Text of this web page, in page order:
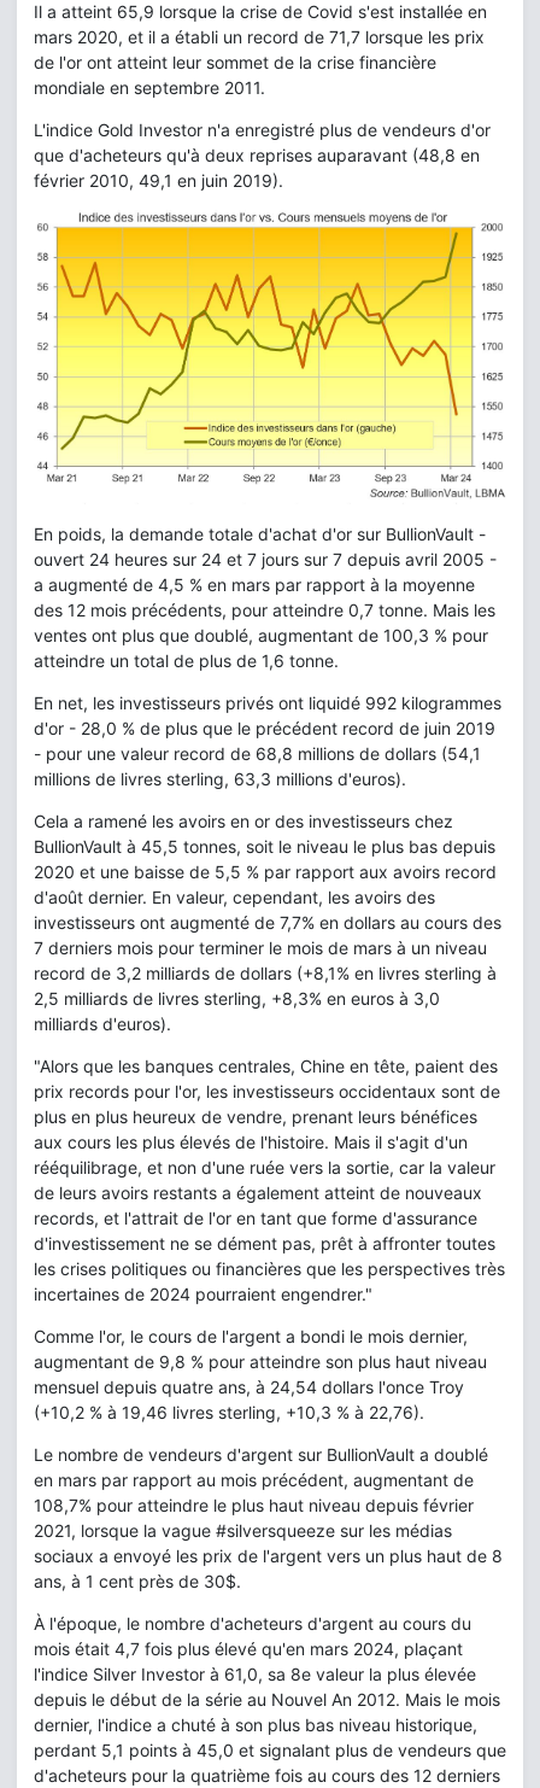
Il a atteint 65,9 lorsque la crise de Covid s'est installée en
mars 2020, et il a établi un record de 71,7 lorsque les prix
de l'or ont atteint leur sommet de la crise financière
mondiale en septembre 2011.
L'indice Gold Investor n'a enregistré plus de vendeurs d'or
que d'acheteurs qu'à deux reprises auparavant (48,8 en
février 2010, 49,1 en juin 2019).
En poids, la demande totale d'achat d'or sur BullionVault -
ouvert 24 heures sur 24 et 7 jours sur 7 depuis avril 2005 -
a augmenté de 4,5 % en mars par rapport à la moyenne
des 12 mois précédents, pour atteindre 0,7 tonne. Mais les
ventes ont plus que doublé, augmentant de 100,3 % pour
atteindre un total de plus de 1,6 tonne.
En net, les investisseurs privés ont liquidé 992 kilogrammes
d'or - 28,0 % de plus que le précédent record de juin 2019
- pour une valeur record de 68,8 millions de dollars (54,1
millions de livres sterling, 63,3 millions d'euros).
Cela a ramené les avoirs en or des investisseurs chez
BullionVault à 45,5 tonnes, soit le niveau le plus bas depuis
2020 et une baisse de 5,5 % par rapport aux avoirs record
d'août dernier. En valeur, cependant, les avoirs des
investisseurs ont augmenté de 7,7% en dollars au cours des
7 derniers mois pour terminer le mois de mars à un niveau
record de 3,2 milliards de dollars (+8,1% en livres sterling à
2,5 milliards de livres sterling, +8,3% en euros à 3,0
milliards d'euros).
"Alors que les banques centrales, Chine en tête, paient des
prix records pour l'or, les investisseurs occidentaux sont de
plus en plus heureux de vendre, prenant leurs bénéfices
aux cours les plus élevés de l'histoire. Mais il s'agit d'un
rééquilibrage, et non d'une ruée vers la sortie, car la valeur
de leurs avoirs restants a également atteint de nouveaux
records, et l'attrait de l'or en tant que forme d'assurance
d'investissement ne se dément pas, prêt à affronter toutes
les crises politiques ou financières que les perspectives très
incertaines de 2024 pourraient engendrer."
Comme l'or, le cours de l'argent a bondi le mois dernier,
augmentant de 9,8 % pour atteindre son plus haut niveau
mensuel depuis quatre ans, à 24,54 dollars l'once Troy
(+10,2 % à 19,46 livres sterling, +10,3 % à 22,76).
Le nombre de vendeurs d'argent sur BullionVault a doublé
en mars par rapport au mois précédent, augmentant de
108,7% pour atteindre le plus haut niveau depuis février
2021, lorsque la vague #silversqueeze sur les médias
sociaux a envoyé les prix de l'argent vers un plus haut de 8
ans, à 1 cent près de 30$.
À l'époque, le nombre d'acheteurs d'argent au cours du
mois était 4,7 fois plus élevé qu'en mars 2024, plaçant
l'indice Silver Investor à 61,0, sa 8e valeur la plus élevée
depuis le début de la série au Nouvel An 2012. Mais le mois
dernier, l'indice a chuté à son plus bas niveau historique,
perdant 5,1 points à 45,0 et signalant plus de vendeurs que
d'acheteurs pour la quatrième fois au cours des 12 derniers